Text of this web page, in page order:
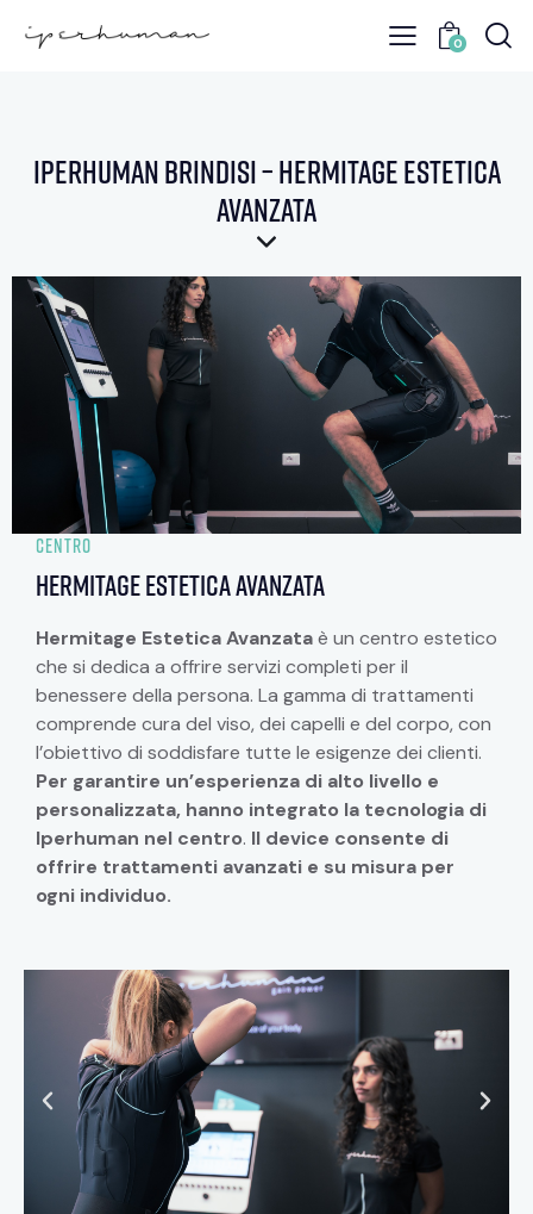
0
Iperhuman Brindisi – Hermitage estetica
avanzata
CENTRO
Hermitage estetica avanzata
Hermitage Estetica Avanzataè un centro estetico
che si dedica a offrire servizi completi per il
benessere della persona. La gamma di trattamenti
comprende cura del viso, dei capelli e del corpo, con
l’obiettivo di soddisfare tutte le esigenze dei clienti.
Per garantire un’esperienza di alto livello e
personalizzata, hanno integrato la tecnologia di
Iperhuman nel centro. Il device consente di
offrire trattamenti avanzati e su misura per
ogni individuo.